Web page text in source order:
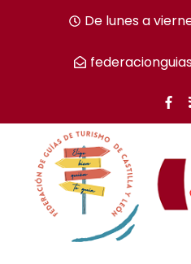
tecla
De lunes a